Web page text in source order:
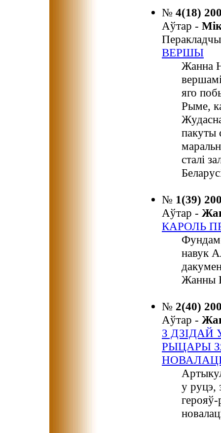
№ 4(18)
Аўтар -
ВЕРШЫ
Жанна
яго
Рыме,
пакуты
сталі
№ 1(39)
Аўтар -
КАРОЛЬ
навук
Жанны
№ 2(40)
Аўтар -
З ДЗІДАЙ
РЫЦАРЫ
у руцэ,